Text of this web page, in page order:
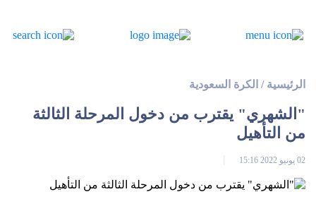
الرئيسية / الكرة السعودية
"الشهري" يقترب من دخول المرحلة الثالثة
من التأهيل
02 يونيو 2022 15:16